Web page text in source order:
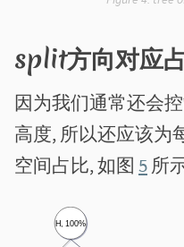
split方向对应
因为我们通常还会
高度, 所以还应该为
空间占比, 如图 5所